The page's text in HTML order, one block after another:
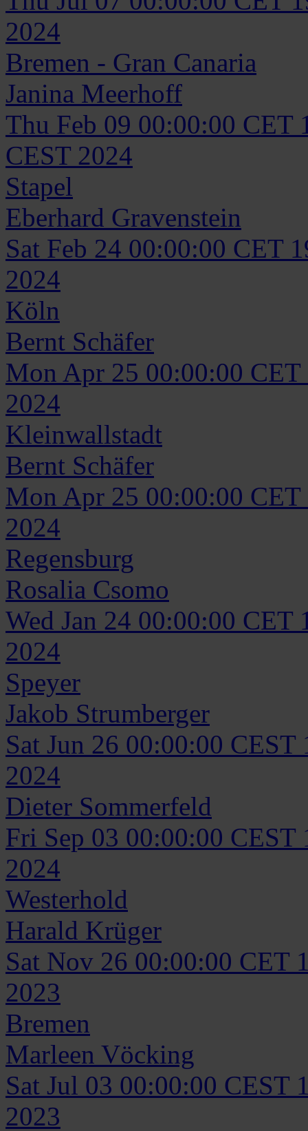
2024
Bremen - Gran Canaria
Janina Meerhoff
Thu Feb 09 00:00:00 CET
CEST 2024
Stapel
Eberhard Gravenstein
Sat Feb 24 00:00:00 CET
2024
Köln
Bernt Schäfer
Mon Apr 25 00:00:00 CET
2024
Kleinwallstadt
Bernt Schäfer
Mon Apr 25 00:00:00 CET
2024
Regensburg
Rosalia Csomo
Wed Jan 24 00:00:00 CET
2024
Speyer
Jakob Strumberger
Sat Jun 26 00:00:00 CEST
2024
Dieter Sommerfeld
Fri Sep 03 00:00:00 CEST
2024
Westerhold
Harald Krüger
Sat Nov 26 00:00:00 CET
2023
Bremen
Marleen Vöcking
Sat Jul 03 00:00:00 CEST
2023